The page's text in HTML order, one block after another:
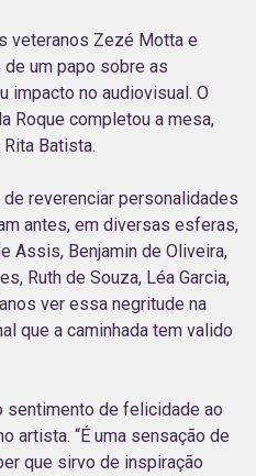
veteranos Zezé Motta e
um papo sobre as
impacto no audiovisual. O
Roque completou a mesa,
Batista.
reverenciar personalidades
antes, em diversas esferas,
Assis, Benjamin de Oliveira,
Ruth de Souza, Léa Garcia,
ver essa negritude na
que a caminhada tem valido
de felicidade ao
artista. “É uma sensação de
que sirvo de inspiração